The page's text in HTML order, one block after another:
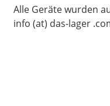
Alle Geräte wurden
info (at) das-lager